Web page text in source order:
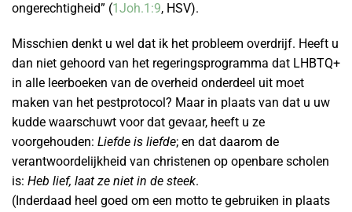
ongerechtigheid” (1Joh.1:9, HSV).
Misschien denkt u wel dat ik het probleem overdrijf. Heeft u
dan niet gehoord van het regeringsprogramma dat LHBTQ+
in alle leerboeken van de overheid onderdeel uit moet
maken van het pestprotocol? Maar in plaats van dat u uw
kudde waarschuwt voor dat gevaar, heeft u ze
voorgehouden: Liefde is liefde; en dat daarom de
verantwoordelijkheid van christenen op openbare scholen
is: Heb lief, laat ze niet in de steek.
(Inderdaad heel goed om een motto te gebruiken in plaats